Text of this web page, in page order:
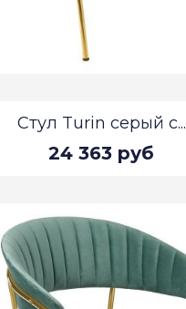
Стул Turin серый с...
24 363 руб